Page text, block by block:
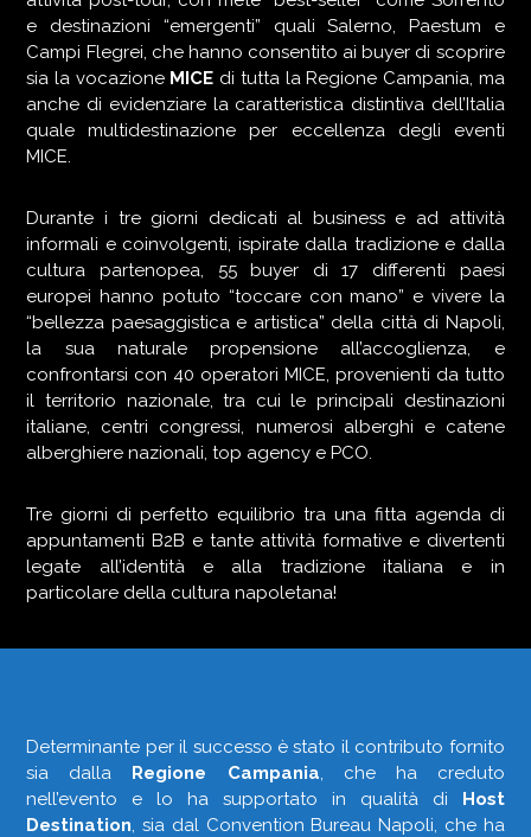
e destinazioni “emergenti” quali Salerno, Paestum e
Campi Flegrei, che hanno consentito ai buyer di scoprire
sia la vocazione MICE di tutta la Regione Campania, ma
anche di evidenziare la caratteristica distintiva dell’Italia
quale multidestinazione per eccellenza degli eventi
MICE.
Durante i tre giorni dedicati al business e ad attività
informali e coinvolgenti, ispirate dalla tradizione e dalla
cultura partenopea, 55 buyer di 17 differenti paesi
europei hanno potuto “toccare con mano” e vivere la
“bellezza paesaggistica e artistica” della città di Napoli,
la sua naturale propensione all’accoglienza, e
confrontarsi con 40 operatori MICE, provenienti da tutto
il territorio nazionale, tra cui le principali destinazioni
italiane, centri congressi, numerosi alberghi e catene
alberghiere nazionali, top agency e PCO.
Tre giorni di perfetto equilibrio tra una fitta agenda di
appuntamenti B2B e tante attività formative e divertenti
legate all’identità e alla tradizione italiana e in
particolare della cultura napoletana!
Determinante per il successo è stato il contributo fornito
sia dalla Regione Campania, che ha creduto
nell’evento e lo ha supportato in qualità di Host
Destination, sia dal Convention Bureau Napoli, che ha